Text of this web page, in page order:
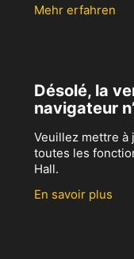
Mehr erfahren
Désolé, la
navigateur
Veuillez mettre
toutes les
Hall.
En savoir plus